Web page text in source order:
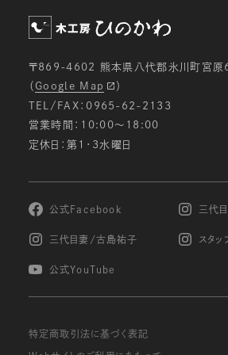
メールマガジン等の配信、セミナー
電子メールでの問い合わせへの対
ご注文いただいた商品の発送のた
お申し込みいただいたサービス等の
個人情報の第三者への開示・提供
管理し、次のいずれかに該当する場
情報を第三者に開示致しません。
お客様が希望されるサービスを行
当社は、個人情報の正確性及び安全
〒869-4602 熊本県八代郡氷川町宮原
（ Google Map
）
TEL/FAX：0965-62-2133
営業時間：10:00〜18:00
定休日：第1・3水曜日
公式Facebook 三代
三代目妻/古島祐子 スタッ
公式YouTube
特定商取引法に基づく表記